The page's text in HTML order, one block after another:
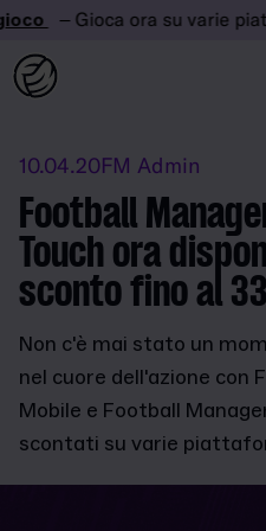
– Gioca ora su varie
10.04.20FM Admin
Football
Touch ora
sconto fino al
Non c'è mai stato un
nel cuore dell'azione con
Mobile e Football
scontati su varie